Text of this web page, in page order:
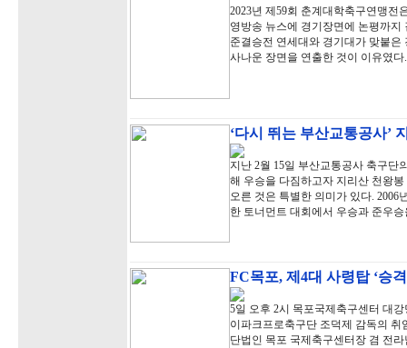
2023년 제59회 춘계대학축구연맹전
영방송 뉴스에 경기장면에 논평까
준결승전 연세대와 경기대가 맞붙
사나운 장면을 연출한 것이 이유였
‘다시 뛰는 부산교통공사’
지난 2월 15일 부산교통공사 축구단
해 우승을 다짐하고자 지리산 천왕
오른 것은 특별한 의미가 있다.
한 토너먼트 대회에서 우승과 준우
FC목포, 제4대 사령탑 ‘승
5일 오후 2시 목포국제축구센터 대
이파크프로축구단 조덕제 감독의
단법인 목포 국제축구센터장 겸 전